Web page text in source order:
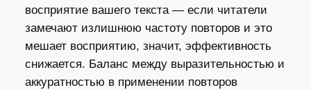
восприятие вашего текста — если читатели
замечают излишнюю частоту повторов и это
мешает восприятию, значит, эффективность
снижается. Баланс между выразительностью и
аккуратностью в применении повторов